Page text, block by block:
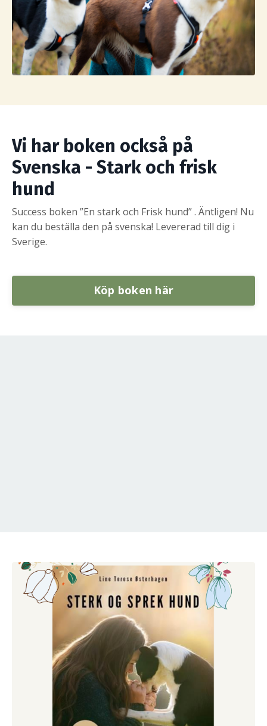
Vi har boken också på
Svenska - Stark och frisk
hund
Success boken ”En stark och Frisk hund” . Äntligen! Nu
kan du beställa den på svenska! Levererad till dig i
Sverige.
Köp boken här